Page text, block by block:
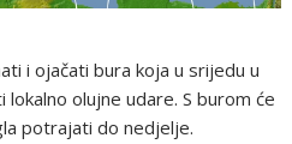
i ojačati bura koja u srijedu u
olujne udare. S burom će
potrajati do nedjelje.